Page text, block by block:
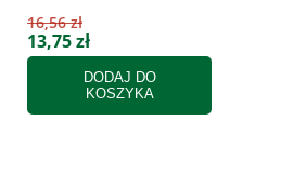
16,56 zł
13,75 zł
DODAJ DO
KOSZYKA